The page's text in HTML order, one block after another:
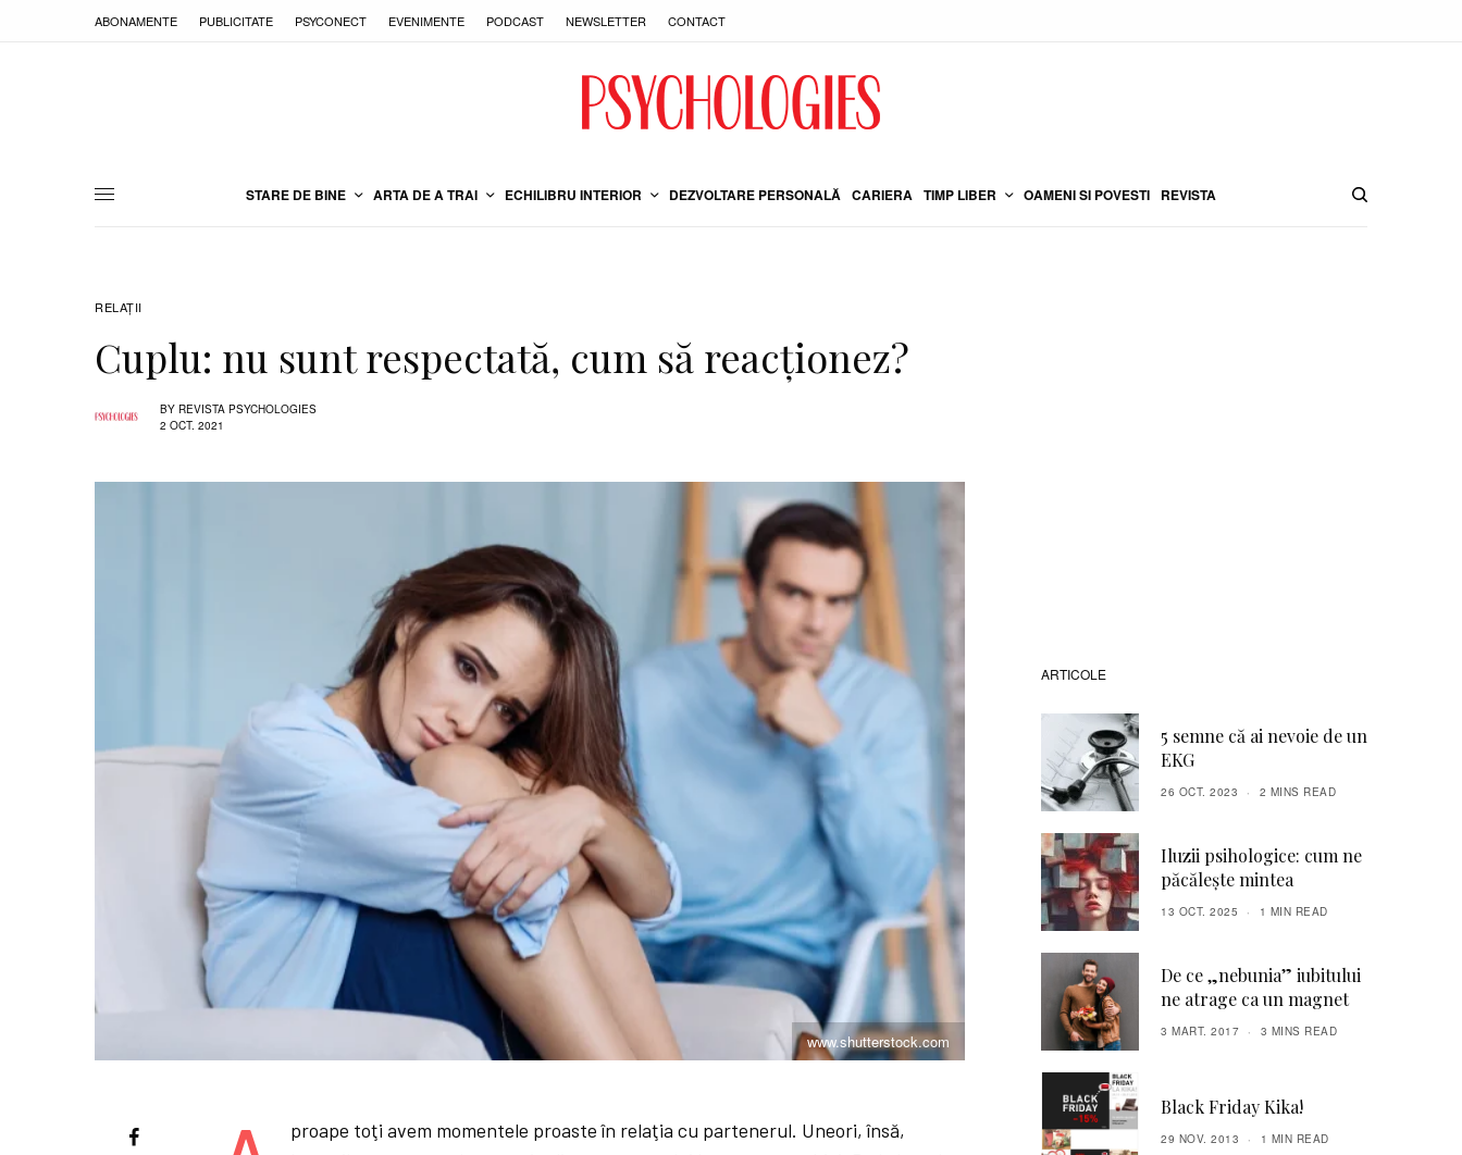
ABONAMENTE PUBLICITATE PSYCONECT EVENIMENTE PODCAST NEWSLETTER CONTACT
STARE DE BINE ARTA DE A TRAI ECHILIBRU INTERIOR DEZVOLTARE PERSONALĂ CARIERA TIMP LIBER OAMENI SI POVESTI REVISTA
RELAŢII
Cuplu: nu sunt respectată, cum să reacţionez?
BY REVISTA PSYCHOLOGIES
2 OCT. 2021
www.shutterstock.com
proape toţi avem momentele proaste în relaţia cu partenerul. Uneori, însă,
ARTICOLE
5 semne că ai nevoie de un
EKG
26 OCT. 2023 2 MINS READ
Iluzii psihologice: cum ne
păcălește mintea
13 OCT. 2025 1 MIN READ
De ce „nebunia” iubitului
ne atrage ca un magnet
3 MART. 2017 3 MINS READ
Black Friday Kika!
29 NOV. 2013 1 MIN READ